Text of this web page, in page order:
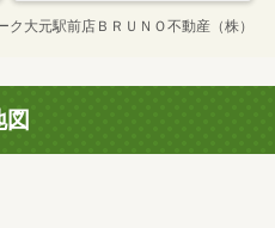
ク大元駅前店ＢＲＵＮＯ不動産（株）
図